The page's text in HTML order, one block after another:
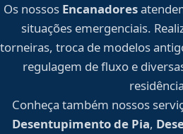
Os nossos Encanadores
situações emergenciais.
torneiras, troca de modelos
regulagem de fluxo e
Conheça também nossos
Desentupimento de Pia,